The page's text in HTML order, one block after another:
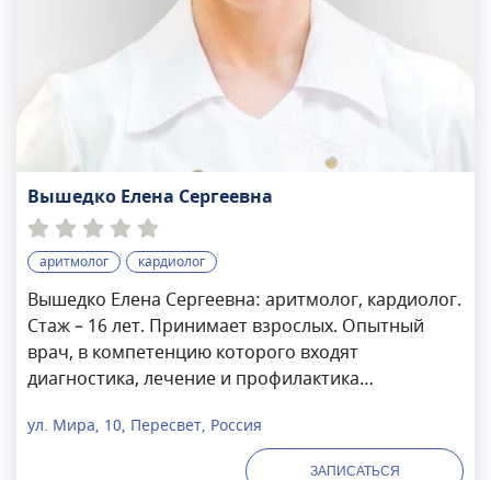
Вышедко Елена Сергеевна
аритмолог кардиолог
Вышедко Елена Сергеевна: аритмолог, кардиолог.
Стаж – 16 лет. Принимает взрослых. Опытный
врач, в компетенцию которого входят
диагностика, лечение и профилактика
реабилитация пациентов после сердечно-
сосудистых происшествий.
ул. Мира, 10, Пересвет, Россия
ЗАПИСАТЬСЯ